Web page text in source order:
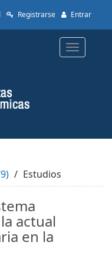
Registrarse Entrar
Toggle
Estudios
actual
en la